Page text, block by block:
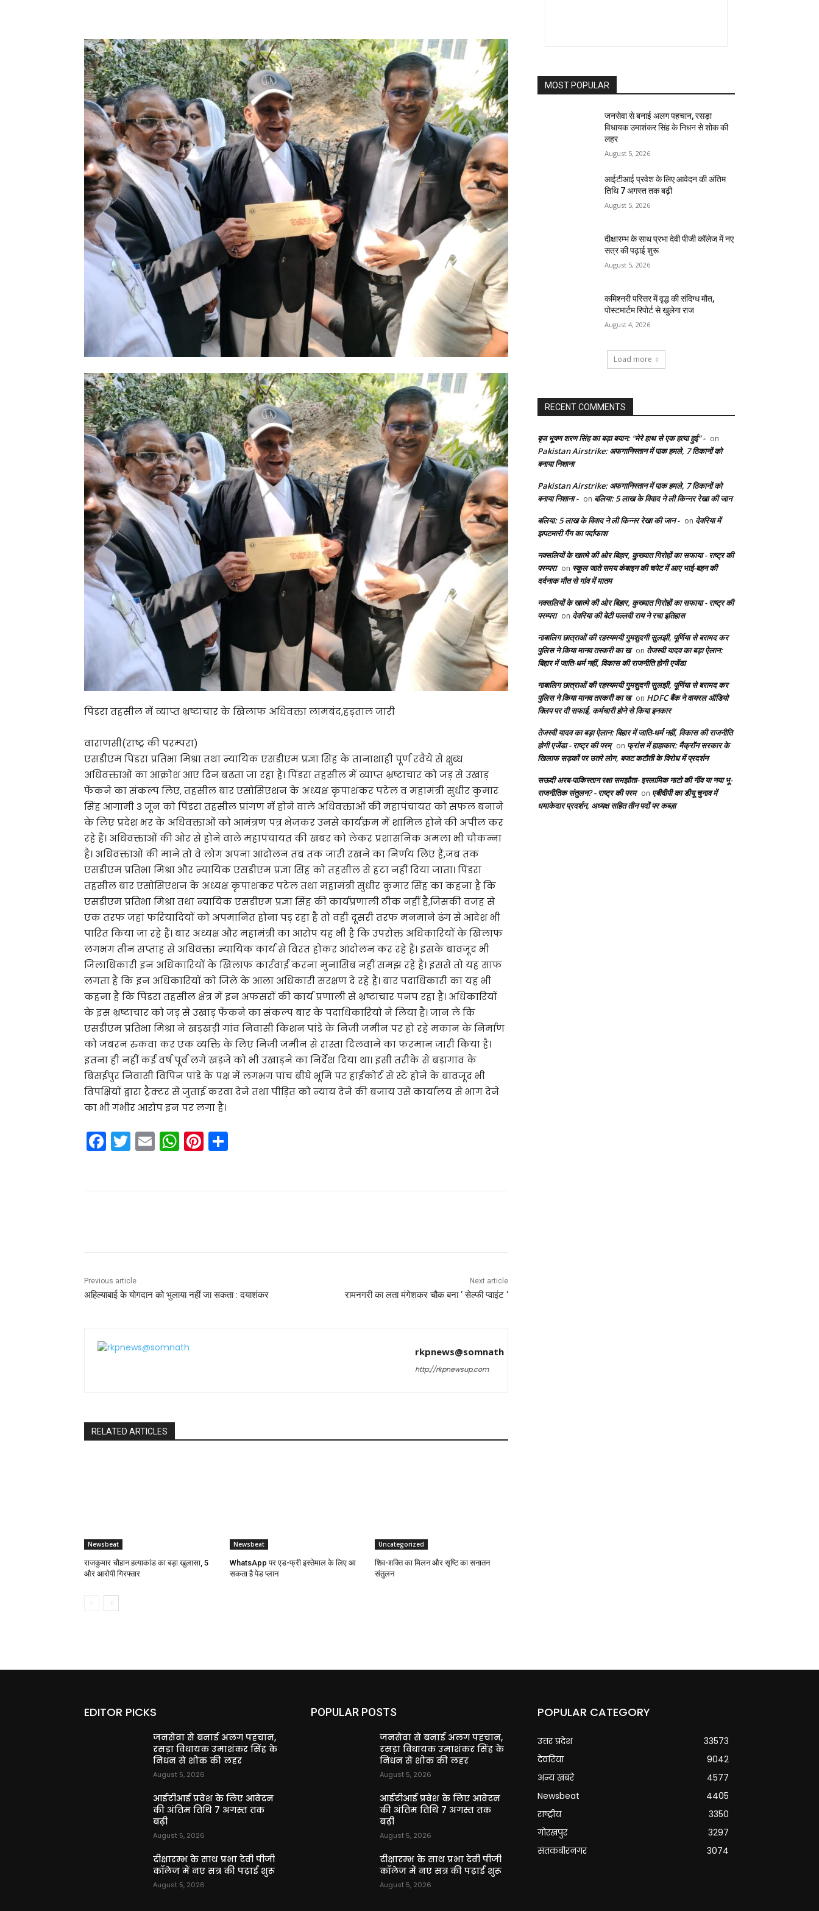
पिंडरा तहसील में व्याप्त भ्रष्टाचार के खिलाफ अधिवक्ता लामबंद,हड़ताल जारी
वाराणसी(राष्ट्र की परम्परा)
एसडीएम पिंडरा प्रतिभा मिश्रा तथा न्यायिक एसडीएम प्रज्ञा सिंह के तानाशाही पूर्ण रवैये से क्षुब्ध
अधिवक्ताओं का आक्रोश आए दिन बढ़ता जा रहा है। पिंडरा तहसील में व्याप्त भ्रष्टाचार को जड़ से उखाड़
फेंकने का संकल्प लिए, तहसील बार एसोसिएशन के अध्यक्ष कृपाशंकर पटेल व महामंत्री सुधीर कुमार
सिंह आगामी 3 जून को पिंडरा तहसील प्रांगण में होने वाले अधिवक्ताओं की महापंचायत को सफल बनाने
के लिए प्रदेश भर के अधिवक्ताओं को आमंत्रण पत्र भेजकर उनसे कार्यक्रम में शामिल होने की अपील कर
रहे हैं। अधिवक्ताओं की ओर से होने वाले महापंचायत की खबर को लेकर प्रशासनिक अमला भी चौकन्ना
है। अधिवक्ताओं की माने तो वे लोग अपना आंदोलन तब तक जारी रखने का निर्णय लिए हैं,जब तक
एसडीएम प्रतिभा मिश्रा और न्यायिक एसडीएम प्रज्ञा सिंह को तहसील से हटा नहीं दिया जाता। पिंडरा
तहसील बार एसोसिएशन के अध्यक्ष कृपाशंकर पटेल तथा महामंत्री सुधीर कुमार सिंह का कहना है कि
एसडीएम प्रतिभा मिश्रा तथा न्यायिक एसडीएम प्रज्ञा सिंह की कार्यप्रणाली ठीक नहीं है,जिसकी वजह से
एक तरफ जहां फरियादियों को अपमानित होना पड़ रहा है तो वही दूसरी तरफ मनमाने ढंग से आदेश भी
पारित किया जा रहे हैं। बार अध्यक्ष और महामंत्री का आरोप यह भी है कि उपरोक्त अधिकारियों के खिलाफ
लगभग तीन सप्ताह से अधिवक्ता न्यायिक कार्य से विरत होकर आंदोलन कर रहे हैं। इसके बावजूद भी
जिलाधिकारी इन अधिकारियों के खिलाफ कार्रवाई करना मुनासिब नहीं समझ रहे हैं। इससे तो यह साफ
लगता है कि इन अधिकारियों को जिले के आला अधिकारी संरक्षण दे रहे हैं। बार पदाधिकारी का यह भी
कहना है कि पिंडरा तहसील क्षेत्र में इन अफसरों की कार्य प्रणाली से भ्रष्टाचार पनप रहा है। अधिकारियों
के इस भ्रष्टाचार को जड़ से उखाड़ फेंकने का संकल्प बार के पदाधिकारियो ने लिया है। जान ले कि
एसडीएम प्रतिभा मिश्रा ने खड़खड़ी गांव निवासी किशन पांडे के निजी जमीन पर हो रहे मकान के निर्माण
को जबरन रुकवा कर एक व्यक्ति के लिए निजी जमीन से रास्ता दिलवाने का फरमान जारी किया है।
इतना ही नहीं कई वर्ष पूर्व लगे खड़ंजे को भी उखाड़ने का निर्देश दिया था। इसी तरीके से बड़ागांव के
बिसईपुर निवासी विपिन पांडे के पक्ष में लगभग पांच बीघे भूमि पर हाईकोर्ट से स्टे होने के बावजूद भी
विपक्षियों द्वारा ट्रैक्टर से जुताई करवा देने तथा पीड़ित को न्याय देने की बजाय उसे कार्यालय से भाग देने
का भी गंभीर आरोप इन पर लगा है।
F
a
k
T
w
E
m
W
h
Pi
nt
Previous article
अहिल्याबाई के योगदान को भुलाया नहीं जा सकता : दयाशंकर
Next article
रामनगरी का लता मंगेशकर चौक बना ‘ सेल्फी प्वाइंट ‘
rkpnews@somnath
http://rkpnewsup.com
RELATED ARTICLES
Newsbeat
राजकुमार चौहान हत्याकांड का बड़ा खुलासा, 5
और आरोपी गिरफ्तार
Newsbeat
WhatsApp पर एड-फ्री इस्तेमाल के लिए आ
सकता है पेड प्लान
Uncategorized
शिव-शक्ति का मिलन और सृष्टि का सनातन
संतुलन
MOST POPULAR
जनसेवा से बनाई अलग पहचान, रसड़ा
विधायक उमाशंकर सिंह के निधन से शोक की
लहर
August 5, 2026
आईटीआई प्रवेश के लिए आवेदन की अंतिम
तिथि 7 अगस्त तक बढ़ी
August 5, 2026
दीक्षारम्भ के साथ प्रभा देवी पीजी कॉलेज में नए
सत्र की पढ़ाई शुरू
August 5, 2026
कमिश्नरी परिसर में वृद्ध की संदिग्ध मौत,
पोस्टमार्टम रिपोर्ट से खुलेगा राज
August 4, 2026
Load more
RECENT COMMENTS
बृज भूषण शरण सिंह का बड़ा बयान: “मेरे हाथ से एक हत्या हुई” - on
Pakistan Airstrike: अफगानिस्तान में पाक हमले, 7 ठिकानों को
बनाया निशाना
Pakistan Airstrike: अफगानिस्तान में पाक हमले, 7 ठिकानों को
बनाया निशाना - on बलिया: 5 लाख के विवाद ने ली किन्नर रेखा की जान
बलिया: 5 लाख के विवाद ने ली किन्नर रेखा की जान - on देवरिया में
झपटमारी गैंग का पर्दाफाश
नक्सलियों के खात्मे की ओर बिहार, कुख्यात गिरोहों का सफाया - राष्ट्र की
परम्परा on स्कूल जाते समय कंबाइन की चपेट में आए भाई-बहन की
दर्दनाक मौत से गांव में मातम
नक्सलियों के खात्मे की ओर बिहार, कुख्यात गिरोहों का सफाया - राष्ट्र की
परम्परा on देवरिया की बेटी पल्लवी राय ने रचा इतिहास
नाबालिग छात्राओं की रहस्यमयी गुमशुदगी सुलझी, पूर्णिया से बरामद कर
पुलिस ने किया मानव तस्करी का ख on तेजस्वी यादव का बड़ा ऐलान:
बिहार में जाति-धर्म नहीं, विकास की राजनीति होगी एजेंडा
नाबालिग छात्राओं की रहस्यमयी गुमशुदगी सुलझी, पूर्णिया से बरामद कर
पुलिस ने किया मानव तस्करी का ख on HDFC बैंक ने वायरल ऑडियो
क्लिप पर दी सफाई, कर्मचारी होने से किया इनकार
तेजस्वी यादव का बड़ा ऐलान: बिहार में जाति-धर्म नहीं, विकास की राजनीति
होगी एजेंडा - राष्ट्र की परम् on फ्रांस में हाहाकार: मैक्रॉन सरकार के
खिलाफ सड़कों पर उतरे लोग, बजट कटौती के विरोध में प्रदर्शन
सऊदी अरब-पाकिस्तान रक्षा समझौता- इस्लामिक नाटो की नींव या नया भू-
राजनीतिक संतुलन? - राष्ट्र की परम on एबीवीपी का डीयू चुनाव में
धमाकेदार प्रदर्शन, अध्यक्ष सहित तीन पदों पर कब्ज़ा
EDITOR PICKS
जनसेवा से बनाई अलग पहचान,
रसड़ा विधायक उमाशंकर सिंह के
निधन से शोक की लहर
August 5, 2026
आईटीआई प्रवेश के लिए आवेदन
की अंतिम तिथि 7 अगस्त तक
बढ़ी
August 5, 2026
दीक्षारम्भ के साथ प्रभा देवी पीजी
कॉलेज में नए सत्र की पढ़ाई शुरू
August 5, 2026
POPULAR POSTS
जनसेवा से बनाई अलग पहचान,
रसड़ा विधायक उमाशंकर सिंह के
निधन से शोक की लहर
August 5, 2026
आईटीआई प्रवेश के लिए आवेदन
की अंतिम तिथि 7 अगस्त तक
बढ़ी
August 5, 2026
दीक्षारम्भ के साथ प्रभा देवी पीजी
कॉलेज में नए सत्र की पढ़ाई शुरू
August 5, 2026
POPULAR CATEGORY
उत्तर प्रदेश
33573
देवरिया
9042
अन्य खबरे
4577
Newsbeat
4405
राष्ट्रीय
3350
गोरखपुर
3297
संतकबीरनगर
3074